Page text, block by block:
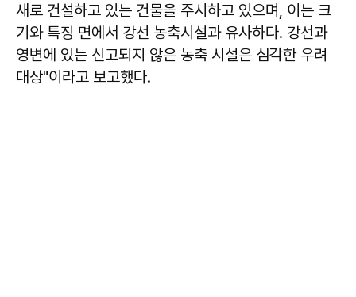
새로 건설하고 있는 건물을 주시하고 있으며, 이는 크
기와 특징 면에서 강선 농축시설과 유사하다. 강선과
영변에 있는 신고되지 않은 농축 시설은 심각한 우려
대상"이라고 보고했다.